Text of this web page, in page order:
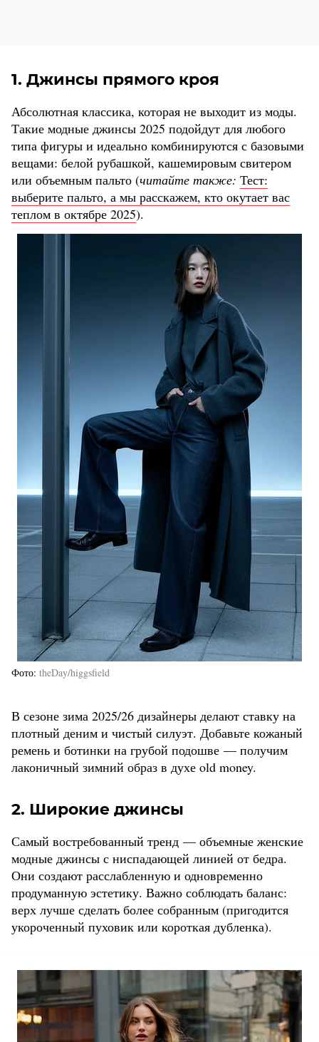
1. Джинсы прямого кроя
Абсолютная классика, которая не выходит из моды.
Такие модные джинсы 2025 подойдут для любого
типа фигуры и идеально комбинируются с базовыми
вещами: белой рубашкой, кашемировым свитером
или объемным пальто (читайте также: Тест:
выберите пальто, а мы расскажем, кто окутает вас
теплом в октябре 2025).
Фото theDay/higgsfield
В сезоне зима 2025/26 дизайнеры делают ставку на
плотный деним и чистый силуэт. Добавьте кожаный
ремень и ботинки на грубой подошве — получим
лаконичный зимний образ в духе old money.
2. Широкие джинсы
Самый востребованный тренд — объемные женские
модные джинсы с ниспадающей линией от бедра.
Они создают расслабленную и одновременно
продуманную эстетику. Важно соблюдать баланс:
верх лучше сделать более собранным (пригодится
укороченный пуховик или короткая дубленка).